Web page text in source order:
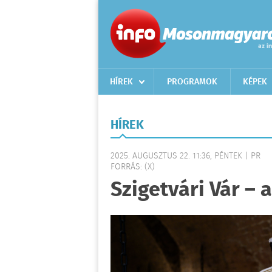
HÍREK PROGRAMOK KÉPEK
HÍREK
2025. AUGUSZTUS 22. 11:36, PÉNTEK | PR
FORRÁS: (X)
Szigetvári Vár